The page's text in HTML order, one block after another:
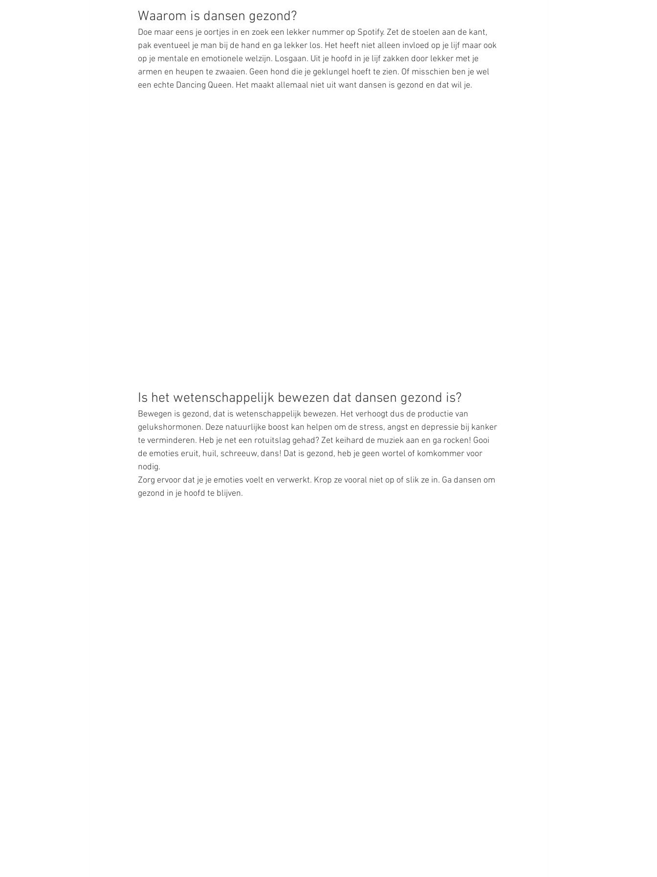
Waarom is dansen gezond?
Doe maar eens je oortjes in en zoek een lekker nummer op Spotify. Zet de stoelen aan de kant,
pak eventueel je man bij de hand en ga lekker los. Het heeft niet alleen invloed op je lijf maar ook
op je mentale en emotionele welzijn. Losgaan. Uit je hoofd in je lijf zakken door lekker met je
armen en heupen te zwaaien. Geen hond die je geklungel hoeft te zien. Of misschien ben je wel
een echte Dancing Queen. Het maakt allemaal niet uit want dansen is gezond en dat wil je.
Is het wetenschappelijk bewezen dat dansen gezond is?
Bewegen is gezond, dat is wetenschappelijk bewezen. Het verhoogt dus de productie van
gelukshormonen. Deze natuurlijke boost kan helpen om de stress, angst en depressie bij kanker
te verminderen. Heb je net een rotuitslag gehad? Zet keihard de muziek aan en ga rocken! Gooi
de emoties eruit, huil, schreeuw, dans! Dat is gezond, heb je geen wortel of komkommer voor
nodig.
Zorg ervoor dat je je emoties voelt en verwerkt. Krop ze vooral niet op of slik ze in. Ga dansen om
gezond in je hoofd te blijven.